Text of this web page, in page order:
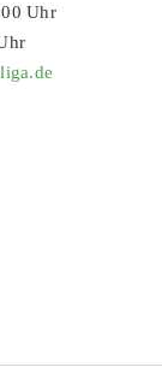
Uhr